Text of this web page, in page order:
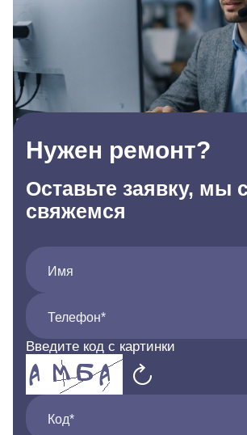
Нужен ремонт?
Оставьте заявку, мы
свяжемся
Имя
Телефон*
Введите код с картинки
Код*